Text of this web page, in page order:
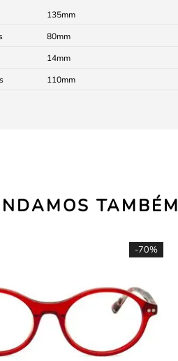
135
80
14
110
TAMBÉM
-70%